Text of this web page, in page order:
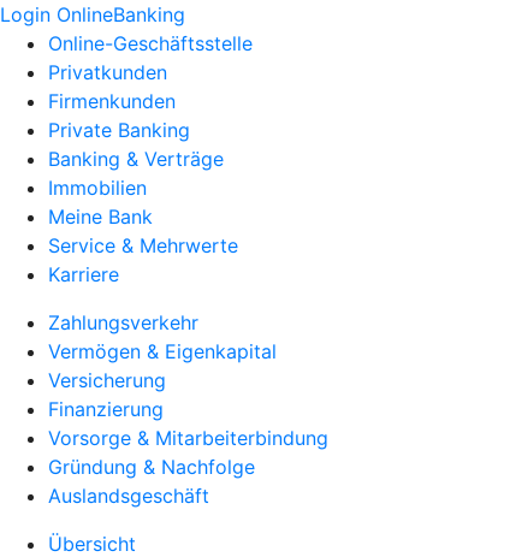
Login OnlineBanking
Online-Geschäftsstelle
Privatkunden
Firmenkunden
Private Banking
Banking & Verträge
Immobilien
Meine Bank
Service & Mehrwerte
Karriere
Zahlungsverkehr
Vermögen & Eigenkapital
Versicherung
Finanzierung
Vorsorge & Mitarbeiterbindung
Gründung & Nachfolge
Auslandsgeschäft
Übersicht